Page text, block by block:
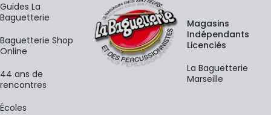
Guides La
Baguetterie
Baguetterie Shop
Online
44 ans de
rencontres
Écoles
Magasins
Indépendants
Licenciés
La Baguetterie
Marseille